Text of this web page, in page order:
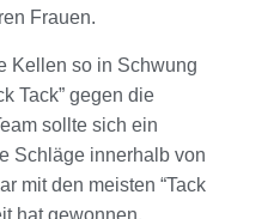
Frauen.
Kellen so in Schwung
Tack” gegen die
sollte sich ein
Schläge innerhalb von
mit den meisten “Tack
hat gewonnen.